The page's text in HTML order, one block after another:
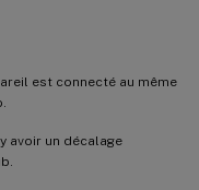
est connecté au même
avoir un décalage